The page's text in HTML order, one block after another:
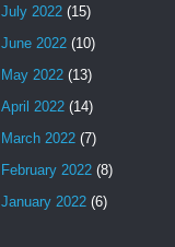
July 2022 (15)
June 2022 (10)
May 2022 (13)
April 2022 (14)
March 2022 (7)
February 2022 (8)
January 2022 (6)